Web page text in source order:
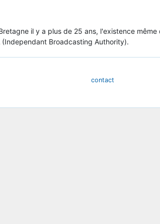
il y a plus de 25 ans, l'existence
Broadcasting Authority).
contact